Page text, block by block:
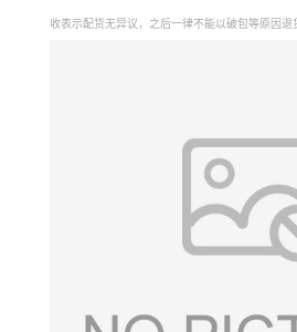
收表示配货无异议，之后一律不能以破包等原因退